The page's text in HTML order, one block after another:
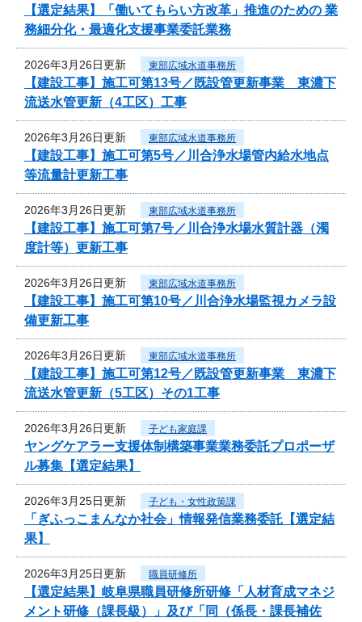
【選定結果】「働いてもらい方改革」推進のための 業
務細分化・最適化支援事業委託業務
2026年3月26日更新 東部広域水道事務所
【建設工事】施工可第13号／既設管更新事業 東濃下
流送水管更新（4工区）工事
2026年3月26日更新 東部広域水道事務所
【建設工事】施工可第5号／川合浄水場管内給水地点
等流量計更新工事
2026年3月26日更新 東部広域水道事務所
【建設工事】施工可第7号／川合浄水場水質計器（濁
度計等）更新工事
2026年3月26日更新 東部広域水道事務所
【建設工事】施工可第10号／川合浄水場監視カメラ設
備更新工事
2026年3月26日更新 東部広域水道事務所
【建設工事】施工可第12号／既設管更新事業 東濃下
流送水管更新（5工区）その1工事
2026年3月26日更新 子ども家庭課
ヤングケアラー支援体制構築事業業務委託プロポーザ
ル募集【選定結果】
2026年3月25日更新 子ども・女性政策課
「ぎふっこまんなか社会」情報発信業務委託【選定結
果】
2026年3月25日更新 職員研修所
【選定結果】岐阜県職員研修所研修「人材育成マネジ
メント研修（課長級）」及び「同（係長・課長補佐